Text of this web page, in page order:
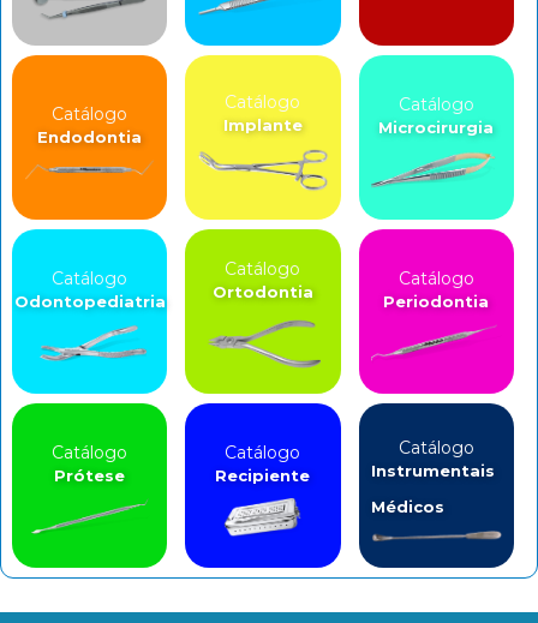
Catálogo
Endodontia
Catálogo
Implante
Catálogo
Microcirurgia
Catálogo
Odontopediatria
Catálogo
Ortodontia
Catálogo
Periodontia
Catálogo
Prótese
Catálogo
Recipiente
Catálogo
Instrumentais
Médicos